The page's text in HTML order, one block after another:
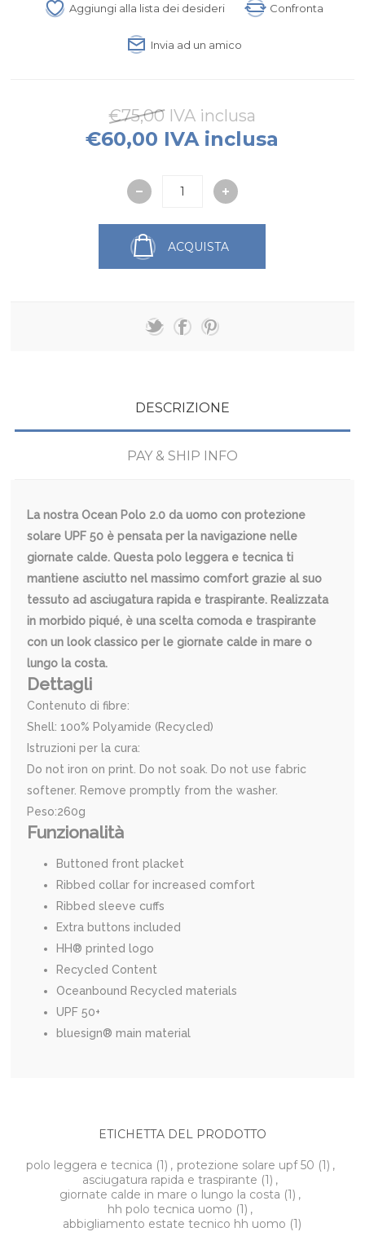
Aggiungi alla lista dei desideri Confronta
Invia ad un amico
€75,00 IVA inclusa
€60,00 IVA inclusa
ACQUISTA
DESCRIZIONE
PAY & SHIP INFO
La nostra Ocean Polo 2.0 da uomo con protezione
solare UPF 50 è pensata per la navigazione nelle
giornate calde. Questa polo leggera e tecnica ti
mantiene asciutto nel massimo comfort grazie al suo
tessuto ad asciugatura rapida e traspirante. Realizzata
in morbido piqué, è una scelta comoda e traspirante
con un look classico per le giornate calde in mare o
lungo la costa.
Dettagli
Contenuto di fibre:
Shell: 100% Polyamide (Recycled)
Istruzioni per la cura:
Do not iron on print. Do not soak. Do not use fabric
softener. Remove promptly from the washer.
Peso:260g
Funzionalità
Buttoned front placket
Ribbed collar for increased comfort
Ribbed sleeve cuffs
Extra buttons included
HH® printed logo
Recycled Content
Oceanbound Recycled materials
UPF 50+
bluesign® main material
ETICHETTA DEL PRODOTTO
polo leggera e tecnica (1) , protezione solare upf 50 (1) ,
asciugatura rapida e traspirante (1) ,
giornate calde in mare o lungo la costa (1) ,
hh polo tecnica uomo (1) ,
abbigliamento estate tecnico hh uomo (1)